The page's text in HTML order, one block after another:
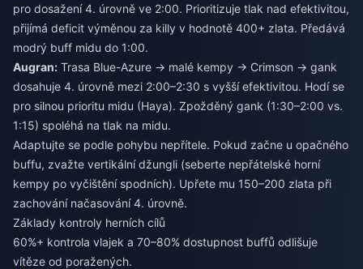
pro dosažení 4. úrovně ve 2:00. Prioritizuje tlak nad efektivitou,
přijímá deficit výměnou za killy v hodnotě 400+ zlata. Předává
modrý buff midu do 1:00.
Augran: Trasa Blue-Azure → malé kempy → Crimson → gank
dosahuje 4. úrovně mezi 2:00–2:30 s vyšší efektivitou. Hodí se
pro silnou prioritu midu (Haya). Zpožděný gank (1:30–2:00 vs.
1:15) spoléhá na tlak na midu.
Adaptujte se podle pohybu nepřítele. Pokud začne u opačného
buffu, zvažte vertikální džungli (seberte nepřátelské horní
kempy po vyčištění spodních). Upřete mu 150–200 zlata při
zachování načasování 4. úrovně.
Základy kontroly herních cílů
60%+ kontrola vlajek a 70–80% dostupnost buffů odlišuje
vítěze od poražených.